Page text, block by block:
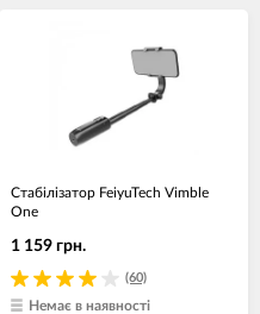
Стабілізатор FeiyuTech Vimble
One
(60)
1 159 грн.
Немає в наявності